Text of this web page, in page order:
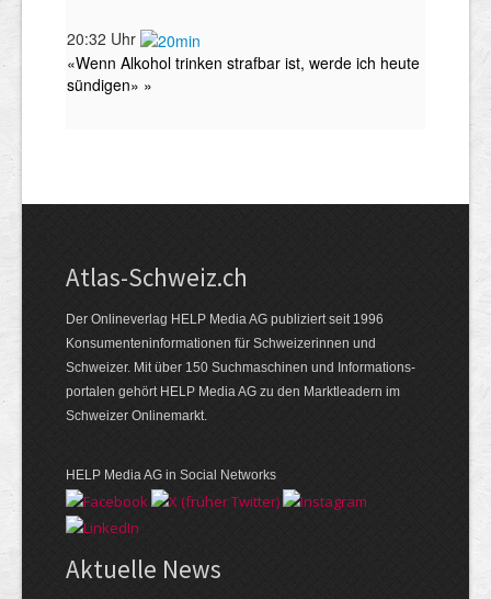
Atlas-Schweiz.ch
Der Onlineverlag HELP Media AG publiziert seit 1996
Konsumenten­infor­mationen für Schwei­zerinnen und
Schweizer. Mit über 150 Such­ma­schinen und Infor­mations­
portalen gehört HELP Media AG zu den Markt­leadern im
Schweizer Onlinemarkt.
HELP Media AG in Social Networks
Aktuelle News